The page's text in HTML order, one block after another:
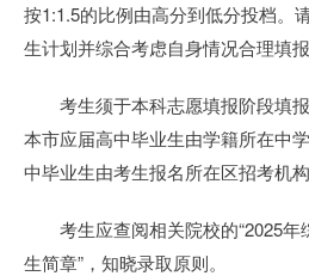
按1:1.5的比例由高分到低分投档。
生计划并综合考虑自身情况合理填报
考生须于本科志愿填报阶段填报
本市应届高中毕业生由学籍所在中
中毕业生由考生报名所在区招考机构
考生应查阅相关院校的“2025年
生简章”，知晓录取原则。